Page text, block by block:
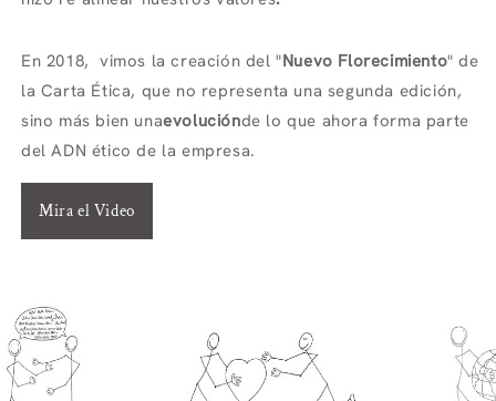
En 2018, vimos la creación del "Nuevo Florecimiento" de
la Carta Ética, que no representa una segunda edición,
sino más bien unaevoluciónde lo que ahora forma parte
del ADN ético de la empresa.
Mira el Video